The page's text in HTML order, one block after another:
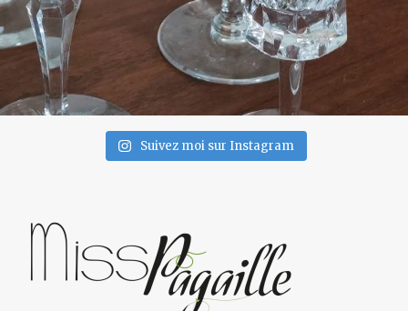
Suivez moi sur Instagram